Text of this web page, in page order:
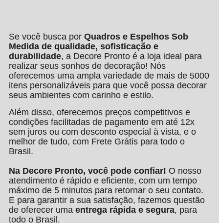
Se você busca por Quadros e Espelhos Sob
Medida de qualidade, sofisticação e
durabilidade, a Decore Pronto é a loja ideal para
realizar seus sonhos de decoração! Nós
oferecemos uma ampla variedade de mais de 5000
itens personalizáveis para que você possa decorar
seus ambientes com carinho e estilo.
Além disso, oferecemos preços competitivos e
condições facilitadas de pagamento em até 12x
sem juros ou com desconto especial à vista, e o
melhor de tudo, com Frete Grátis para todo o
Brasil.
Na Decore Pronto, você pode confiar! O nosso
atendimento é rápido e eficiente, com um tempo
máximo de 5 minutos para retornar o seu contato.
E para garantir a sua satisfação, fazemos questão
de oferecer uma entrega rápida e segura, para
todo o Brasil.